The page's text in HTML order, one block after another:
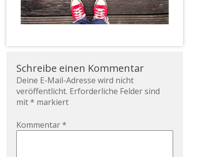
Schreibe einen Kommentar
Deine E-Mail-Adresse wird nicht
veröffentlicht. Erforderliche Felder sind
mit* markiert
Kommentar*